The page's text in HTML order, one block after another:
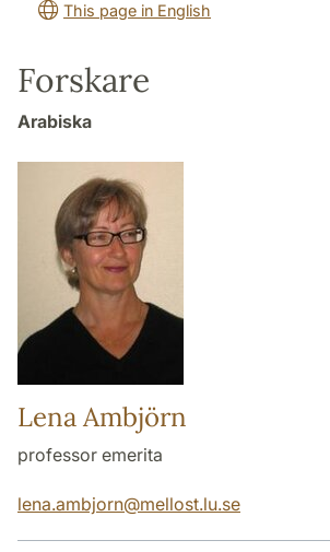
översättning till svenska
This page in English
Forskare
Arabiska
Lena Ambjörn
professor emerita
lena.ambjorn@mellost.lu.se